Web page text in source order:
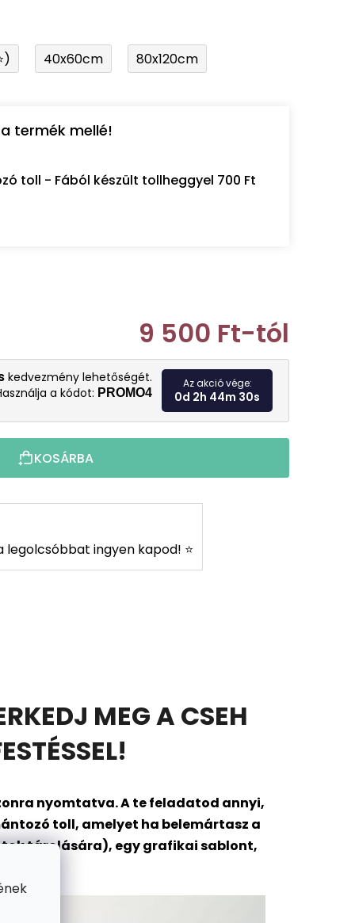
40x60cm 80x120cm
termék mellé!
toll - Fából készült tollheggyel 700 Ft
9 500 Ft-tól
Egységár:
kedvezmény lehetőségét.
a kódot: PROMO4
Az akció vége:
0d 2h 44m 28s
KOSÁRBA
legolcsóbbat ingyen kapod! ⭐
MEG A CSEH
nyomtatva. A te feladatod annyi,
toll, amelyet ha belemártasz a
tárolására), egy grafikai sablont,